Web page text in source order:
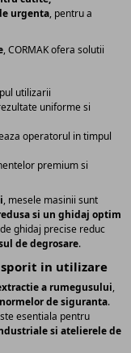
urgenta, pentru a
, CORMAK ofera solutii
utilizarii
uniforme si
operatorul in timpul
premium si
, mesele masinii sunt
si un ghidaj optim
ghidaj precise reduc
de degrosare.
in utilizare
a rumegusului,
de siguranta.
esentiala pentru
si atelierele de